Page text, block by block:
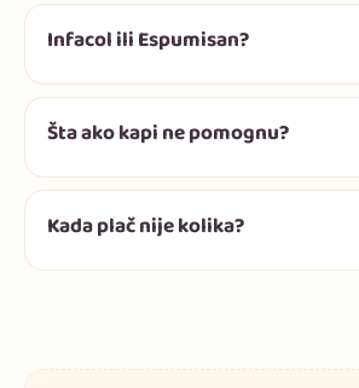
Infacol ili Espumisan?
Šta ako kapi ne pomognu?
Kada plač nije kolika?